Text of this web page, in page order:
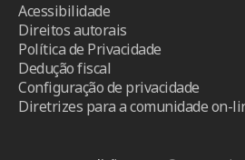
Acessibilidade
Direitos autorais
Política de Privacidade
Dedução fiscal
Configuração de privacidade
Diretrizes para a comunidade on-